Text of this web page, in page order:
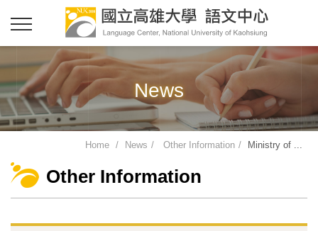
News
Home News Other Information Ministry of ...
Other Information